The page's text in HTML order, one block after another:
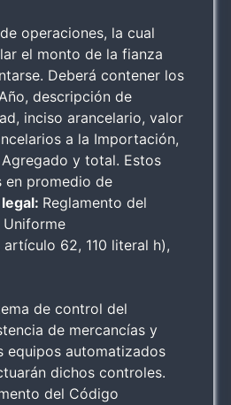
operaciones, la cual
el monto de la fianza
Deberá contener los
descripción de
inciso arancelario, valor
a la Importación,
y total. Estos
en promedio de
Reglamento del
62, 110 literal h),
de control del
de mercancías y
equipos automatizados
dichos controles.
del Código